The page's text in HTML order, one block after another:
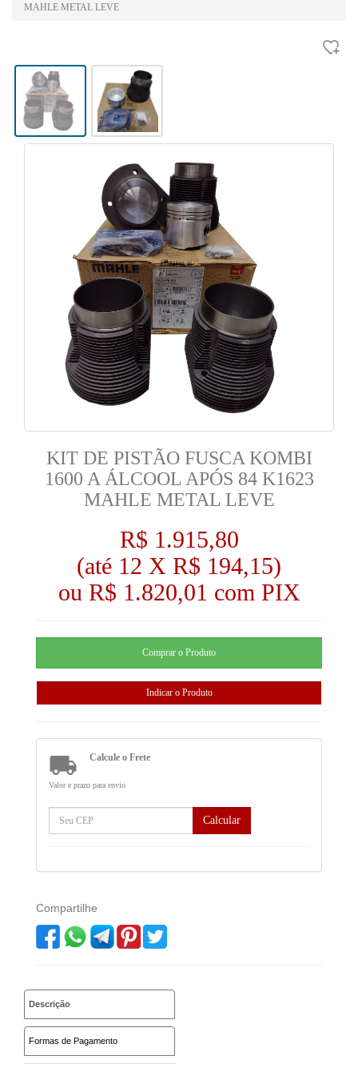
MAHLE METAL LEVE
KIT DE PISTÃO FUSCA KOMBI
1600 A ÁLCOOL APÓS 84 K1623
MAHLE METAL LEVE
R$ 1.915,80
(até 12 X R$ 194,15)
ou R$ 1.820,01 com PIX
 Calcule o Frete
Valor e prazo para envio
Calcular
Compartilhe
Descrição
Formas de Pagamento